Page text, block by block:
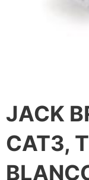
JACK
CAT3,